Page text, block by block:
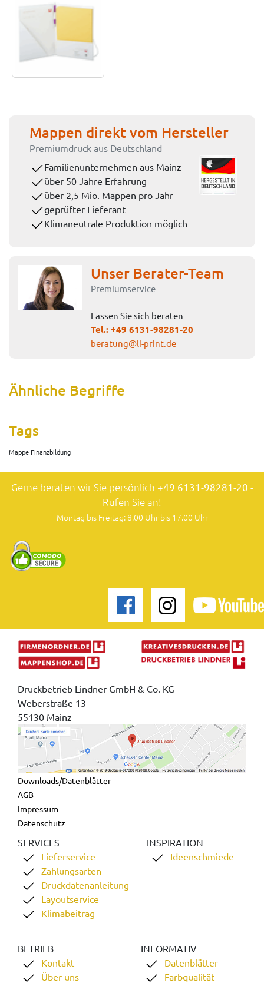
Mappen direkt vom Hersteller
Premiumdruck aus Deutschland
Familienunternehmen aus Mainz
über 50 Jahre Erfahrung
über 2,5 Mio. Mappen pro Jahr
geprüfter Lieferant
Klimaneutrale Produktion möglich
Unser Berater-Team
Premiumservice
Lassen Sie sich beraten
Tel.:+49 6131-98281-20
beratung@li-print.de
Ähnliche Begriffe
Tags
Mappe Finanzbildung
Gerne beraten wir Sie persönlich +49 6131-98281-20 -
Rufen Sie an!
Montag bis Freitag: 8.00 Uhr bis 17.00 Uhr
Druckbetrieb Lindner GmbH & Co. KG
Weberstraße 13
55130 Mainz
Downloads/Datenblätter
AGB
Impressum
Datenschutz
SERVICES
Lieferservice
Zahlungsarten
Druckdatenanleitung
Layoutservice
Klimabeitrag
INSPIRATION
Ideenschmiede
BETRIEB
Kontakt
Über uns
INFORMATIV
Datenblätter
Farbqualität